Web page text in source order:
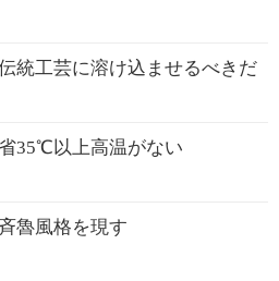
統工芸に溶け込ませるべきだ
35℃以上高温がない
魯風格を現す